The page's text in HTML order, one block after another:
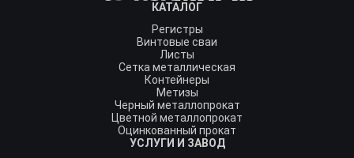
КАТАЛОГ
Регистры
Винтовые сваи
Листы
Сетка металлическая
Контейнеры
Метизы
Черный металлопрокат
Цветной металлопрокат
Оцинкованный прокат
УСЛУГИ И ЗАВОД